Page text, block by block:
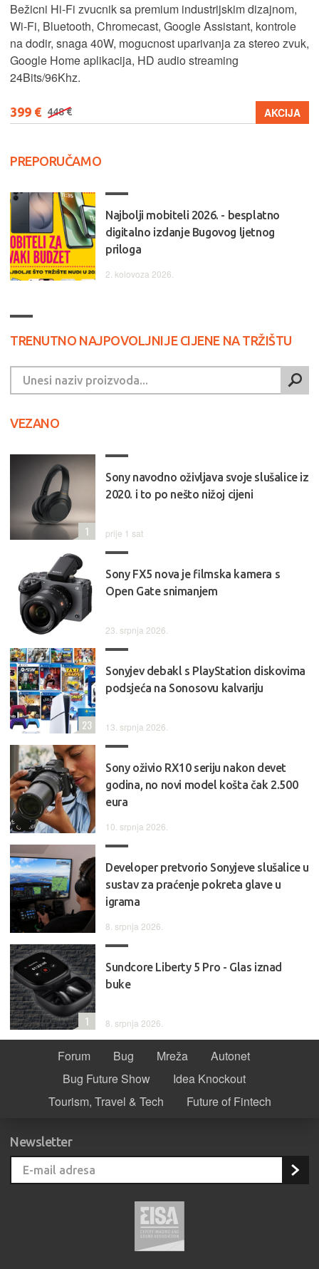
Bežicni Hi-Fi zvucnik sa premium industrijskim dizajnom,
Wi-Fi, Bluetooth, Chromecast, Google Assistant, kontrole
na dodir, snaga 40W, mogucnost uparivanja za stereo zvuk,
Google Home aplikacija, HD audio streaming
24Bits/96Khz.
399 € 448 € AKCIJA
PREPORUČAMO
Najbolji mobiteli 2026. - besplatno
digitalno izdanje Bugovog ljetnog
priloga
2. kolovoza 2026.
TRENUTNO NAJPOVOLJNIJE CIJENE NA TRŽIŠTU
VEZANO
Sony navodno oživljava svoje slušalice iz
2020. i to po nešto nižoj cijeni
prije 1 sat
1
Sony FX5 nova je filmska kamera s
Open Gate snimanjem
23. srpnja 2026.
Sonyjev debakl s PlayStation diskovima
podsjeća na Sonosovu kalvariju
13. srpnja 2026.
23
Sony oživio RX10 seriju nakon devet
godina, no novi model košta čak 2.500
eura
10. srpnja 2026.
Developer pretvorio Sonyjeve slušalice u
sustav za praćenje pokreta glave u
igrama
8. srpnja 2026.
Sundcore Liberty 5 Pro - Glas iznad
buke
8. srpnja 2026.
1
Forum Bug Mreža
Autonet
Bug Future Show
Idea Knockout
Tourism, Travel & Tech
Future of Fintech
Newsletter